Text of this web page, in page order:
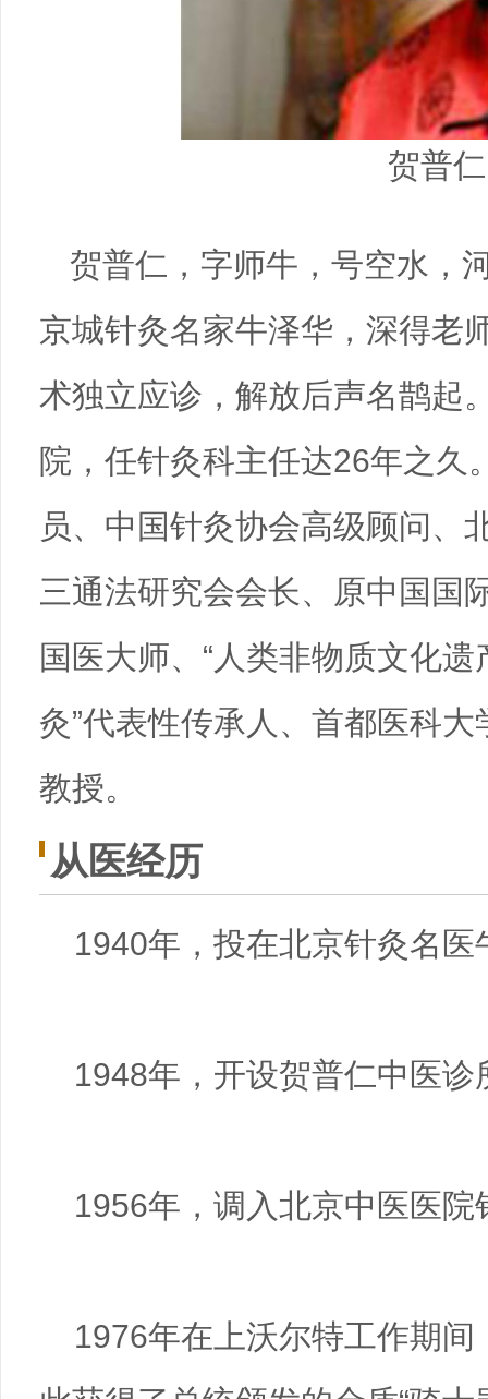
贺普
贺普仁，字师牛，号空水，
京城针灸名家牛泽华，深得老
术独立应诊，解放后声名鹊起
院，任针灸科主任达26年之久
员、中国针灸协会高级顾问、
三通法研究会会长、原中国国
国医大师、“人类非物质文化
灸”代表性传承人、首都医科
教授。
从医经历
1940年，投在北京针灸名医
1948年，开设贺普仁中医诊
1956年，调入北京中医医院
1976年在上沃尔特工作期